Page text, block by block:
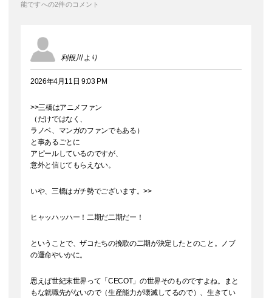
能ですへの2件のコメント
利根川 より
2026年4月11日 9:03 PM
>>三橋はアニメファン
（だけではなく、
ラノベ、マンガのファンでもある）
と事あるごとに
アピールしているのですが、
意外と信じてもらえない。
いや、三橋はガチ勢でございます。>>
ヒャッハッハー！二期だ二期だー！
ということで、ザコたちの挽歌の二期が決定したとのこと。ノブ
の運命やいかに。
思えば世紀末世界って「CECOT」の世界そのものですよね。まと
もな就職先がないので（生産能力が壊滅してるので）、生きてい